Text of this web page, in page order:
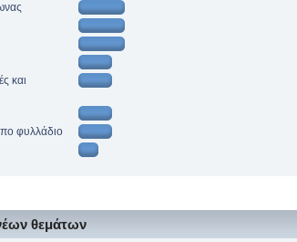
και
φυλλάδιο
θεμάτων